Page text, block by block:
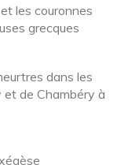
les couronnes
grecques
dans les
et de Chambéry à